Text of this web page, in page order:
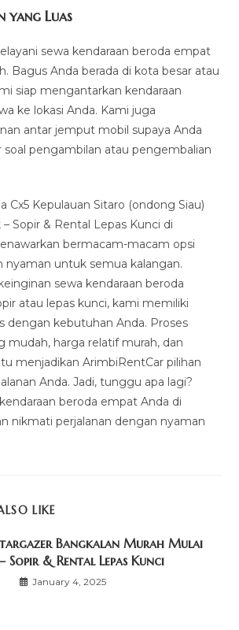
yang Luas
sewa kendaraan beroda empat
Bagus Anda berada di kota besar atau
siap mengantarkan kendaraan
ke lokasi Anda. Kami juga
antar jemput mobil supaya Anda
soal pengambilan atau pengembalian
Cx5 Kepulauan Sitaro (ondong Siau)
Sopir & Rental Lepas Kunci di
bermacam-macam opsi
nyaman untuk semua kalangan.
sewa kendaraan beroda
atau lepas kunci, kami memiliki
dengan kebutuhan Anda. Proses
mudah, harga relatif murah, dan
menjadikan ArimbiRentCar pilihan
Anda. Jadi, tunggu apa lagi?
beroda empat Anda di
nikmati perjalanan dengan nyaman
LIKE
Bangkalan Murah Mulai
Sopir & Rental Lepas Kunci
January 4, 2025